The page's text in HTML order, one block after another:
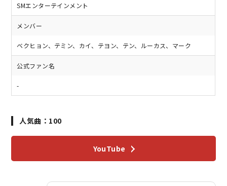
SMエンターテインメント
メンバー
ベクヒョン、テミン、カイ、テヨン、テン、ルーカス、マーク
公式ファン名
-
人気曲：100
YouTube